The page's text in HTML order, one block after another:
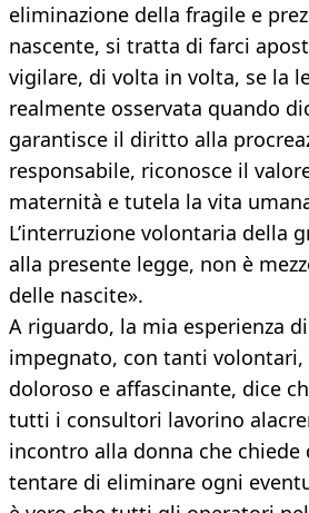
eliminazione della fragile e
nascente, si tratta di farci
vigilare, di volta in volta, se la
realmente osservata quando
garantisce il diritto alla
responsabile, riconosce il
maternità e tutela la vita
L’interruzione volontaria della
alla presente legge, non è
delle nascite».
A riguardo, la mia esperienza
impegnato, con tanti
doloroso e affascinante, dice
tutti i consultori lavorino
incontro alla donna che
tentare di eliminare ogni